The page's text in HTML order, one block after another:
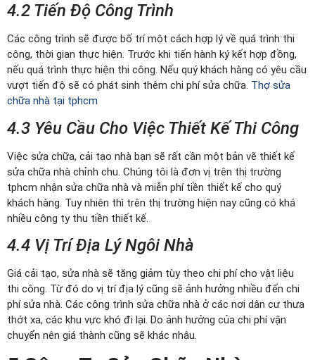
4.2 Tiến Độ Công Trình
Các công trình sẽ được bố trí một cách hợp lý về quá trình thi
công, thời gian thực hiện. Trước khi tiến hành ký kết hợp đồng,
nếu quá trình thực hiện thi công. Nếu quý khách hàng có yêu cầu
vượt tiến độ sẽ có phát sinh thêm chi phí sửa chữa. Thợ sửa
chữa nhà tại tphcm
4.3 Yêu Cầu Cho Việc Thiết Kế Thi Công
Việc sửa chữa, cải tạo nhà bạn sẽ rất cần một bản vẽ thiết kế
sửa chữa nhà chỉnh chu. Chúng tôi là đơn vị trên thị trường
tphcm nhận sửa chữa nhà và miễn phí tiền thiết kế cho quý
khách hàng. Tuy nhiên thì trên thị trường hiện nay cũng có khá
nhiều công ty thu tiền thiết kế.
4.4 Vị Trí Địa Lý Ngôi Nhà
Giá cải tạo, sửa nhà sẽ tăng giảm tùy theo chi phí cho vật liệu
thi công. Từ đó do vị trí địa lý cũng sẽ ảnh hưởng nhiều đến chi
phí sửa nhà. Các công trình sửa chữa nhà ở các nơi dân cư thưa
thớt xa, các khu vực khó đi lại. Do ảnh hưởng của chi phí vận
chuyển nên giá thành cũng sẽ khác nhâu.